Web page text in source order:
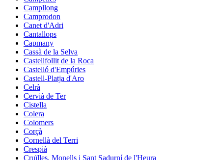
Campllong
Camprodon
Canet d'Adri
Cantallops
Capmany
Cassà de la Selva
Castellfollit de la Roca
Castelló d'Empúries
Castell-Platja d'Aro
Celrà
Cervià de Ter
Cistella
Colera
Colomers
Corçà
Cornellà del Terri
Crespià
Cruïlles, Monells i Sant Sadurní de l'Heura